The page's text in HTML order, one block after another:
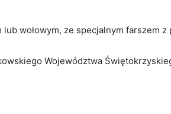
wołowym, ze specjalnym farszem
Województwa